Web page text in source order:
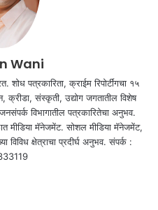
Wani
शोध पत्रकारिता, क्राईम रिपोर्टींगचा १५
क्रीडा, संस्कृती, उद्योग जगतातील विशेष
विभागातील पत्रकारितेचा अनुभव.
मीडिया मॅनेजमेंट. सोशल मीडिया मॅनेजमेंट,
विविध क्षेत्राचा प्रदीर्घ अनुभव. संपर्क :